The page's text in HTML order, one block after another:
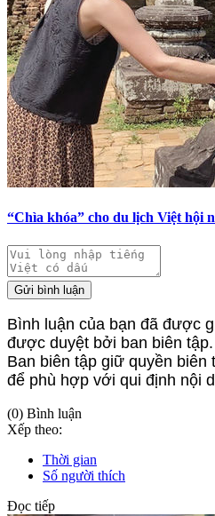
“Chìa khóa” cho du lịch Việt hội
Gửi bình luận
Bình luận của bạn đã được
được duyệt bởi ban biên tập.
Ban biên tập giữ quyền biên
để phù hợp với qui định nội
(0) Bình luận
Xếp theo:
Thời gian
Số người thích
Đọc tiếp